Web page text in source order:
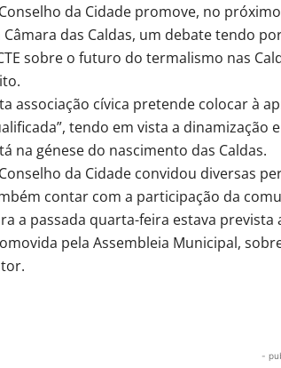
da Cidade promove, no
Câmara das Caldas, um debate tendo
sobre o futuro do termalismo nas
associação cívica pretende colocar à
tendo em vista a
na génese do nascimento das Caldas.
da Cidade convidou diversas
contar com a participação da
a passada quarta-feira estava
pela Assembleia Municipal,
-